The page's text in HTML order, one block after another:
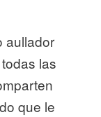
aullador
las
que le